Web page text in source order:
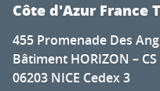
Côte d'Azur France
455 Promenade Des
Bâtiment HORIZON –
06203 NICE Cedex 3